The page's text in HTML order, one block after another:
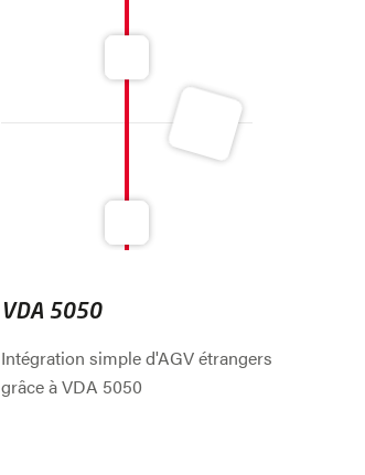
VDA 5050
Intégration simple d'AGV étrangers
grâce à VDA 5050